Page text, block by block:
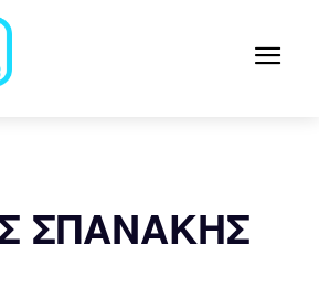
ΣΠΑΝΑΚΗΣ